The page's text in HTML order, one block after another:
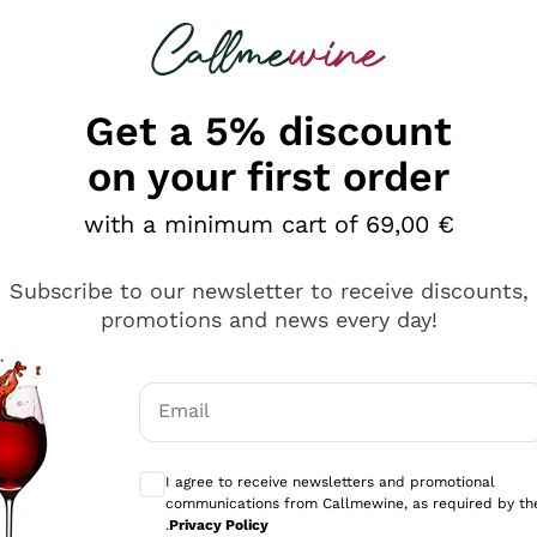
looking for
è male ma secondo me ci sono alternative che
Get a 5% discount
on your first order
with a minimum cart of 69,00 €
Subscribe to our newsletter to receive discounts,
promotions and news every day!
Email
I agree to receive newsletters and promotional
communications from Callmewine, as required by
.Privacy Policy